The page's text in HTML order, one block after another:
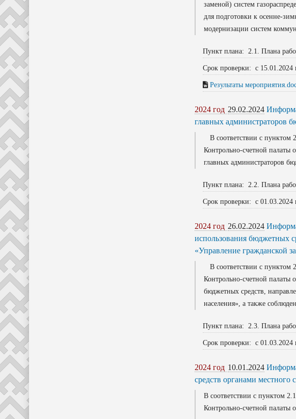
заменой) систем
для подготовки к осенне-
модернизации систем
Пункт плана: 2.1. Плана
Срок проверки: с 15.01.2024
Результаты
2024 год 29.02.2024
главных администраторов
В соответствии с пунктом
Контрольно-счетной палаты
главных администраторов
Пункт плана: 2.2. Плана
Срок проверки: с 01.03.2024
2024 год 26.02.2024
использования бюджетных
«Управление гражданской
В соответствии с пунктом
Контрольно-счетной палаты
бюджетных средств,
населения», а также
Пункт плана: 2.3. Плана
Срок проверки: с 01.03.2024
2024 год 10.01.2024
средств органами местного
В соответствии с пунктом
Контрольно-счетной палаты